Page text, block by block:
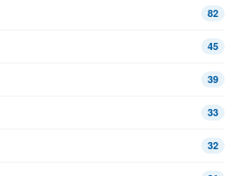
82
45
39
33
32